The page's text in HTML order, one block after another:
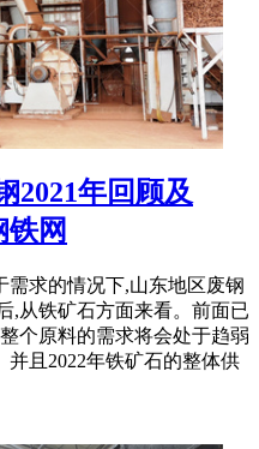
2021年回顾及
铁网
需求的情况下,山东地区废钢
,从铁矿石方面来看。前面已
个原料的需求将会处于趋弱
且2022年铁矿石的整体供